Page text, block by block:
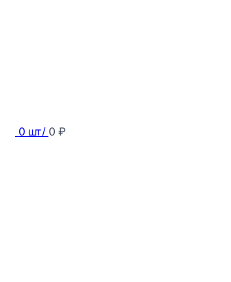
0 шт/ 0 ₽